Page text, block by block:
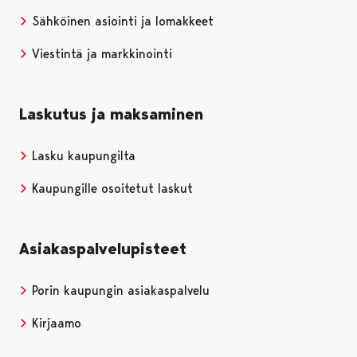
Sähköinen asiointi ja lomakkeet
Viestintä ja markkinointi
Laskutus ja maksaminen
Lasku kaupungilta
Kaupungille osoitetut laskut
Asiakaspalvelupisteet
Porin kaupungin asiakaspalvelu
Kirjaamo